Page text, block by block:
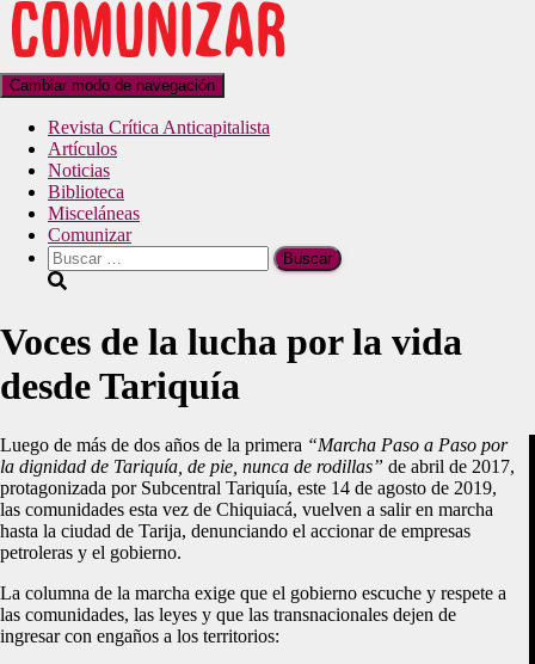
Cambiar modo de navegación
Revista Crítica Anticapitalista
Artículos
Noticias
Biblioteca
Misceláneas
Comunizar
Voces de la lucha por la vida
desde Tariquía
Luego de más de dos años de la primera “Marcha Paso a Paso por
la dignidad de Tariquía, de pie, nunca de rodillas” de abril de 2017,
protagonizada por Subcentral Tariquía, este 14 de agosto de 2019,
las comunidades esta vez de Chiquiacá, vuelven a salir en marcha
hasta la ciudad de Tarija, denunciando el accionar de empresas
petroleras y el gobierno.
La columna de la marcha exige que el gobierno escuche y respete a
las comunidades, las leyes y que las transnacionales dejen de
ingresar con engaños a los territorios: